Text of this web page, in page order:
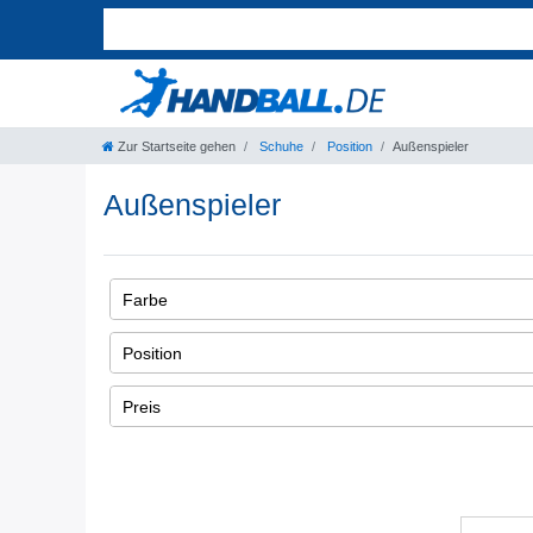
Zur Startseite gehen Schuhe Position Außenspieler
Außenspieler
Farbe
Weiß
Position
Außen
Preis